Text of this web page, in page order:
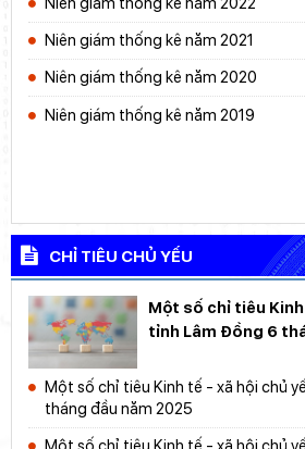
Niên giám thống kê năm 2021
Niên giám thống kê năm 2020
Niên giám thống kê năm 2019
CHỈ TIÊU CHỦ YẾU
Một số chỉ tiêu
tỉnh Lâm Đồng 6
Một số chỉ tiêu Kinh tế - xã hội chủ
tháng đầu năm 2025